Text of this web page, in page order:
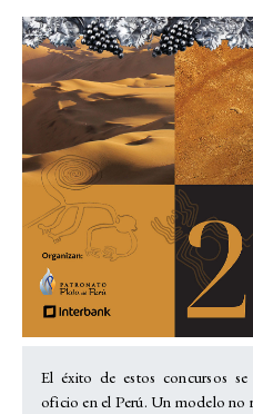
El éxito de estos concursos
oficio en el Perú. Un modelo no